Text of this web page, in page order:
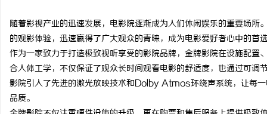
随着影视产业的迅速发展，电影院逐渐成为人们休闲娱乐的重要场
的观影体验，迅速赢得了广大观众的青睐，成为电影爱好者心中的首
作为一家致力于打造极致视听享受的影院品牌，金牌影院在设施配
合人体工学，不仅保证了观众长时间观看电影的舒适度，也通过可
影院引入了先进的激光放映技术和Dolby Atmos环绕声系统，让每
品质。